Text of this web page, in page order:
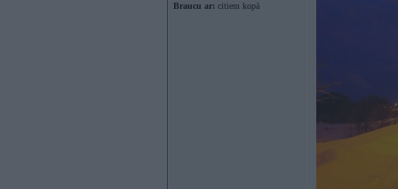
Braucu ar: citiem kopā